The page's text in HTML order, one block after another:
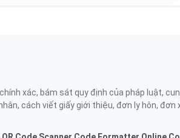
xác, bám sát quy định của pháp luật,
cách viết giấy giới thiệu, đơn ly hôn,